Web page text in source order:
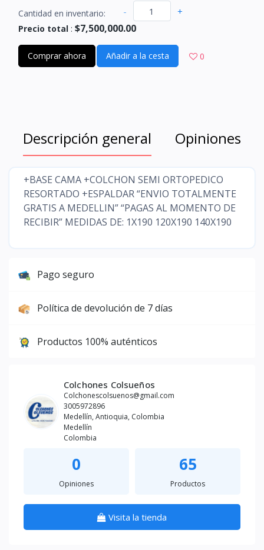
Cantidad en inventario: - +
Precio total : $7,500,000.00
Comprar ahora Añadir a la cesta 0
Descripción general Opiniones
+BASE CAMA +COLCHON SEMI ORTOPEDICO
RESORTADO +ESPALDAR “ENVIO TOTALMENTE
GRATIS A MEDELLIN” “PAGAS AL MOMENTO DE
RECIBIR” MEDIDAS DE: 1X190 120X190 140X190
Pago seguro
Política de devolución de 7 días
Productos 100% auténticos
Colchones Colsueños
Colchonescolsuenos@gmail.com
3005972896
Medellín, Antioquia, Colombia
Medellín
Colombia
0
Opiniones
65
Productos
Visita la tienda